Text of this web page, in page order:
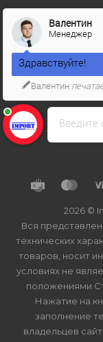
г.
2026 ©
Вся
технических
товаров, носит
условиях не
положениями
Нажатие на
заполнение
владельцев
Введите
Валентин
Менеджер
Здравствуйте!
Валентин